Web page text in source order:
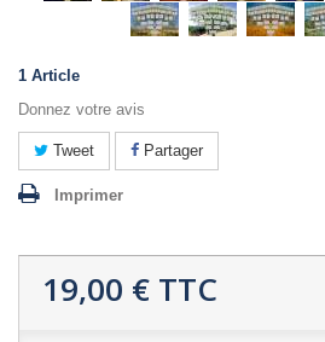
1 Article
Donnez votre avis
Tweet Partager
Imprimer
19,00 € TTC